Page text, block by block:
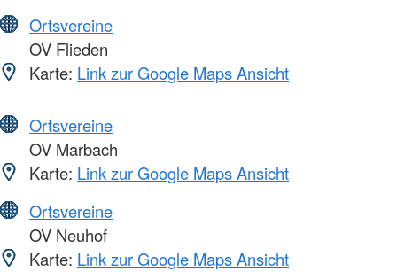
Ortsvereine
OV Flieden
Karte: Link zur Google Maps Ansicht
Ortsvereine
OV Marbach
Karte: Link zur Google Maps Ansicht
Ortsvereine
OV Neuhof
Karte: Link zur Google Maps Ansicht